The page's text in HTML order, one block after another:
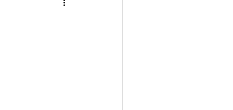
Datas comemorativas